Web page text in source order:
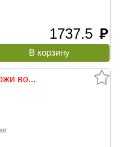
1737.5 руб
во...